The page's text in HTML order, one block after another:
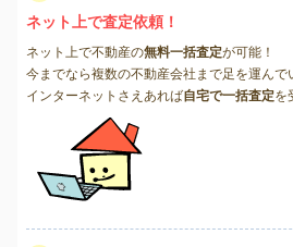
ネット上で査定依頼！
ネット上で不動産の無料一括査定が可能！
今までなら複数の不動産会社まで足を運ん
インターネットさえあれば自宅で一括査定を